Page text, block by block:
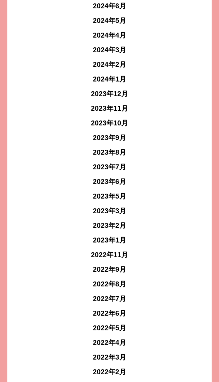
2024年6月
2024年5月
2024年4月
2024年3月
2024年2月
2024年1月
2023年12月
2023年11月
2023年10月
2023年9月
2023年8月
2023年7月
2023年6月
2023年5月
2023年3月
2023年2月
2023年1月
2022年11月
2022年9月
2022年8月
2022年7月
2022年6月
2022年5月
2022年4月
2022年3月
2022年2月